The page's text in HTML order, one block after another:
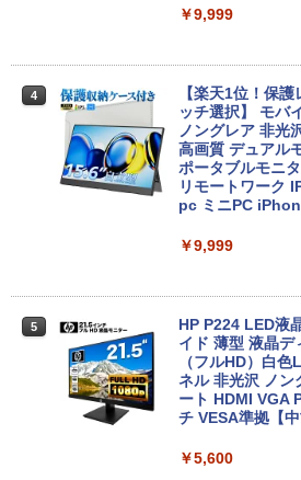
￥9,980
4
中古ノートパソ
ndows11 Pro
モリ8GB
ネス 在宅勤務
￥11,900
i5/メモリ:8GB/
fi/Bluetooth/
ソコン ノートパ
Windows11
￥11,999
ore i5 Windows
ト 返品 送料無料
コン 中古パソコ
デスクトップ
￥37,400
12GB USB3.0
ド・マウス付属
￥59,800
￥9,999
4
【楽天1位！保
ッチ選択】 モバ
ノングレア 非光
高画質 デュアル
ポータブルモニ
リモートワーク
pc ミニPC
￥9,999
5
HP P224 LED液
イド 薄型 液晶
（フルHD）白
ネル 非光沢 ノン
ート HDMI VGA
チ VESA準拠【中
￥5,600